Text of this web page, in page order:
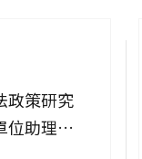
政策研究
位助理教